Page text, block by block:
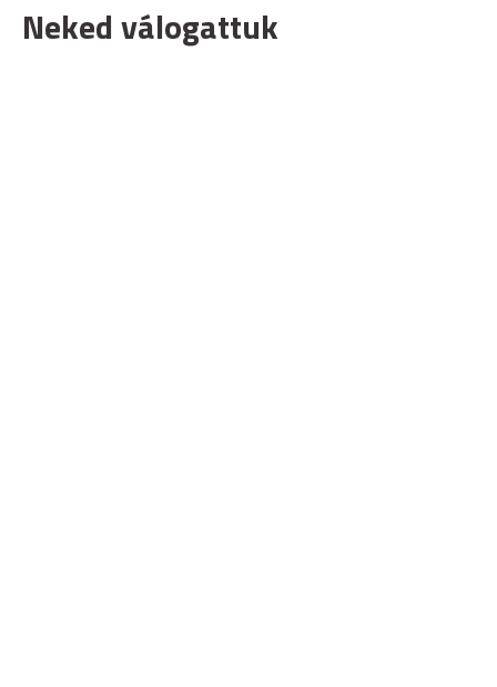
Neked válogattuk